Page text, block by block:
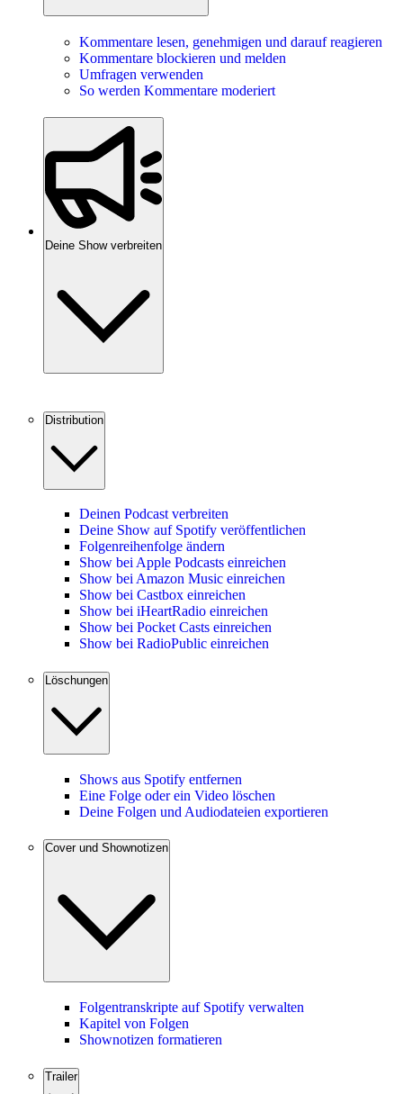
Kommentare lesen, genehmigen und darauf reagieren
Kommentare blockieren und melden
Umfragen verwenden
So werden Kommentare moderiert
Deine Show verbreiten
Distribution
Deinen Podcast verbreiten
Deine Show auf Spotify veröffentlichen
Folgenreihenfolge ändern
Show bei Apple Podcasts einreichen
Show bei Amazon Music einreichen
Show bei Castbox einreichen
Show bei iHeartRadio einreichen
Show bei Pocket Casts einreichen
Show bei RadioPublic einreichen
Löschungen
Shows aus Spotify entfernen
Eine Folge oder ein Video löschen
Deine Folgen und Audiodateien exportieren
Cover und Shownotizen
Folgentranskripte auf Spotify verwalten
Kapitel von Folgen
Shownotizen formatieren
Trailer